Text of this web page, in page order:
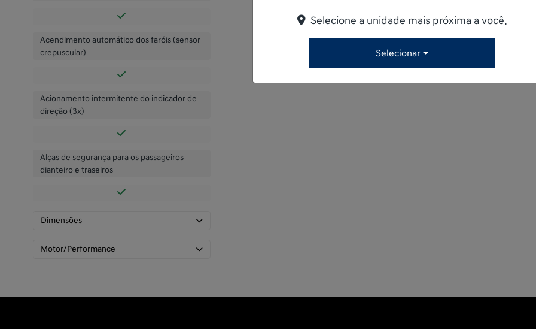
Acendimento automático dos faróis (sensor
crepuscular)
Acionamento intermitente do indicador de
direção (3x)
Alças de segurança para os passageiros
dianteiro e traseiros
Dimensões
Motor/Performance
Selecione a unidade mais próxima a você.
Selecionar